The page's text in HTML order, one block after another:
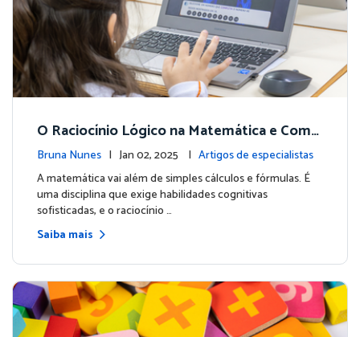
O Raciocínio Lógico na Matemática e Como
os Jogos da Matific Podem Potencializar o
Desenvolvimento dos Estudantes
Bruna Nunes | Jan 02, 2025 | Artigos de especialistas
A matemática vai além de simples cálculos e fórmulas. É
uma disciplina que exige habilidades cognitivas
sofisticadas, e o raciocínio …
Saiba mais